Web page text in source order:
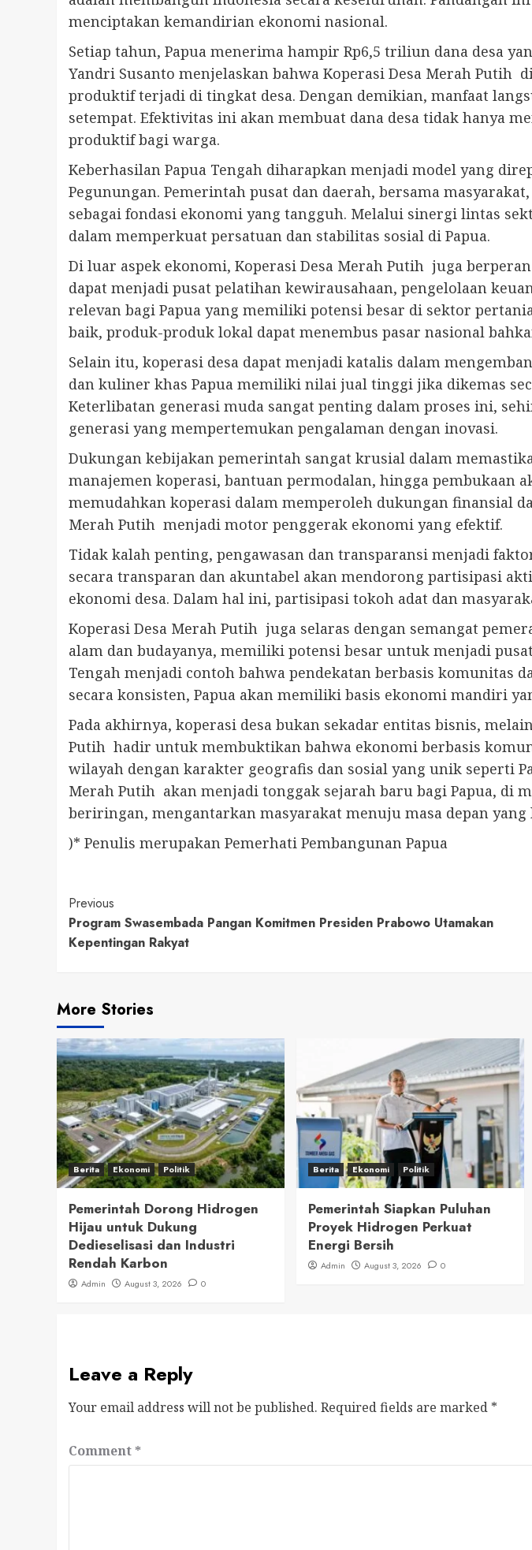
menciptakan kemandirian ekonomi nasional.
Setiap tahun, Papua menerima hampir Rp6,5 triliun dana desa
Yandri Susanto menjelaskan bahwa Koperasi Desa Merah
produktif terjadi di tingkat desa. Dengan demikian, manfaat
setempat. Efektivitas ini akan membuat dana desa tidak hanya
produktif bagi warga.
Keberhasilan Papua Tengah diharapkan menjadi model yang
Pegunungan. Pemerintah pusat dan daerah, bersama
sebagai fondasi ekonomi yang tangguh. Melalui sinergi lintas
dalam memperkuat persatuan dan stabilitas sosial di Papua.
Di luar aspek ekonomi, Koperasi Desa Merah Putih juga
dapat menjadi pusat pelatihan kewirausahaan, pengelolaan
relevan bagi Papua yang memiliki potensi besar di sektor
baik, produk-produk lokal dapat menembus pasar nasional
Selain itu, koperasi desa dapat menjadi katalis dalam
dan kuliner khas Papua memiliki nilai jual tinggi jika dikemas
Keterlibatan generasi muda sangat penting dalam proses ini,
generasi yang mempertemukan pengalaman dengan inovasi.
Dukungan kebijakan pemerintah sangat krusial dalam
manajemen koperasi, bantuan permodalan, hingga pembukaan
memudahkan koperasi dalam memperoleh dukungan finansial
Merah Putih menjadi motor penggerak ekonomi yang efektif.
Tidak kalah penting, pengawasan dan transparansi menjadi
secara transparan dan akuntabel akan mendorong partisipasi
ekonomi desa. Dalam hal ini, partisipasi tokoh adat dan
Koperasi Desa Merah Putih juga selaras dengan semangat
alam dan budayanya, memiliki potensi besar untuk menjadi
Tengah menjadi contoh bahwa pendekatan berbasis komunitas
secara konsisten, Papua akan memiliki basis ekonomi mandiri
Pada akhirnya, koperasi desa bukan sekadar entitas bisnis,
Putih hadir untuk membuktikan bahwa ekonomi berbasis
wilayah dengan karakter geografis dan sosial yang unik seperti
Merah Putih akan menjadi tonggak sejarah baru bagi Papua, di
beriringan, mengantarkan masyarakat menuju masa depan yang
)* Penulis merupakan Pemerhati Pembangunan Papua
Continue
Reading
Previous
Program Swasembada Pangan Komitmen Presiden Prabowo Utamakan
Kepentingan Rakyat
More Stories
Berita Ekonomi Politik
Pemerintah Dorong Hidrogen
Hijau untuk Dukung
Dedieselisasi dan Industri
Rendah Karbon
Admin August 3, 2026 0
Berita Ekonomi Politik
Pemerintah Siapkan Puluhan
Proyek Hidrogen Perkuat
Energi Bersih
Admin August 3, 2026 0
Leave a Reply
Your email address will not be published. Required fields are marked *
Comment *